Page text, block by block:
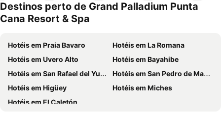
Destinos perto de Grand Palladium Punta
Cana Resort & Spa
Hotéis em Praia Bavaro
Hotéis em La Romana
Hotéis em Uvero Alto
Hotéis em Bayahibe
Hotéis em San Rafael del Yuma
Hotéis em San Pedro de Macoris
Hotéis em Higüey
Hotéis em Miches
Hotéis em El Caletón